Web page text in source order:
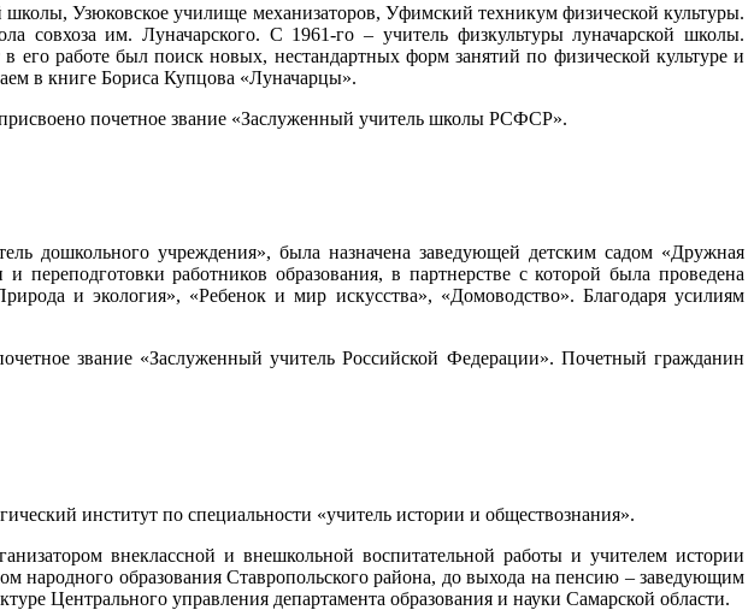
Узюковское училище механизаторов, Уфимский техникум физической культуры.
совхоза им. Луначарского. С 1961-го – учитель физкультуры луначарской школы.
работе был поиск новых, нестандартных форм занятий по физической культуре и
в книге Бориса Купцова «Луначарцы».
почетное звание «Заслуженный учитель школы РСФСР».
дошкольного учреждения», была назначена заведующей детским садом «Дружная
работников образования, в партнерстве с которой была проведена
и экология», «Ребенок и мир искусства», «Домоводство». Благодаря усилиям
звание «Заслуженный учитель Российской Федерации». Почетный гражданин
институт по специальности «учитель истории и обществознания».
внеклассной и внешкольной воспитательной работы и учителем истории
народного образования Ставропольского района, до выхода на пенсию – заведующим
Центрального управления департамента образования и науки Самарской области.